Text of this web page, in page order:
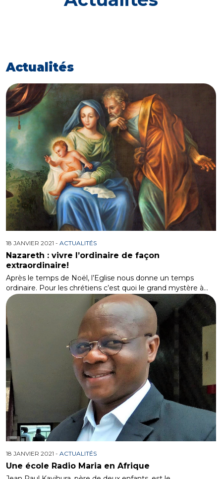
Actualités
18 JANVIER 2021 - ACTUALITÉS
Nazareth : vivre l’ordinaire de façon
extraordinaire!
Après le temps de Noël, l’Eglise nous donne un temps
ordinaire. Pour les chrétiens c’est quoi le grand mystère à…
18 JANVIER 2021 - ACTUALITÉS
Une école Radio Maria en Afrique